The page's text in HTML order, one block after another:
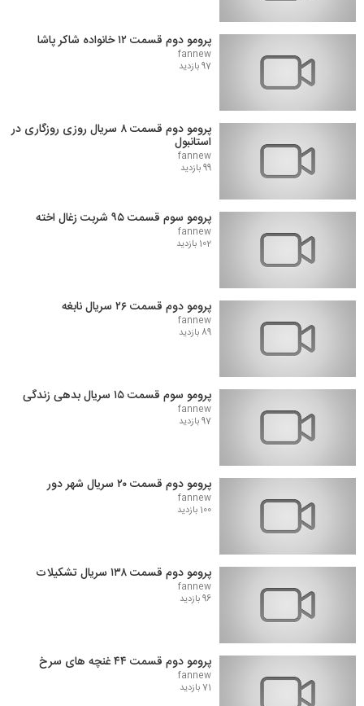
پرومو دوم قسمت ۱۲ خانواده شاکر پاشا
fannew
97 بازدید
پرومو دوم قسمت ۸ سریال روزی روزگاری در
استانبول
fannew
99 بازدید
پرومو سوم قسمت ۹۵ شربت زغال اخته
fannew
102 بازدید
پرومو دوم قسمت ۲۶ سریال نابغه
fannew
89 بازدید
پرومو سوم قسمت ۱۵ سریال بدهی زندگی
fannew
97 بازدید
پرومو دوم قسمت ۲۰ سریال شهر دور
fannew
100 بازدید
پرومو دوم قسمت ۱۳۸ سریال تشکیلات
fannew
96 بازدید
پرومو دوم قسمت ۴۴ غنچه های سرخ
fannew
71 بازدید